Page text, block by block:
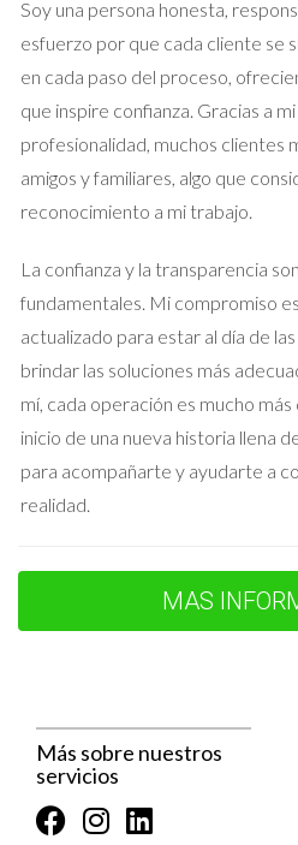
Además, los eventos
ofrecen la oportunidad de
través de talleres y
comunidad y disfrute compartido.
Cultura y Tradiciones
Más allá de las actividades
cultura y las tradiciones locales
fundamentales para crear un
pertenencia. Las festividades,
un pilar de la vida en esta
Fiestas Patronales:
el pasado.
el talento local, ofreciendo
reflejan la herencia cultural.
enriquece la vida de los
fortalece los lazos comunitarios,
acogedor y colaborativo.
Soy una persona honesta,
esfuerzo por que cada cliente se
en cada paso del proceso,
que inspire confianza. Gracias a
profesionalidad, muchos clientes
amigos y familiares, algo que
reconocimiento a mi trabajo.
La confianza y la transparencia
fundamentales. Mi compromiso
actualizado para estar al día de
brindar las soluciones más
mí, cada operación es mucho
inicio de una nueva historia llena
para acompañarte y ayudarte a
realidad.
MAS
Más sobre nuestros
servicios